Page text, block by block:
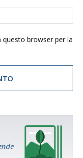
browser per la